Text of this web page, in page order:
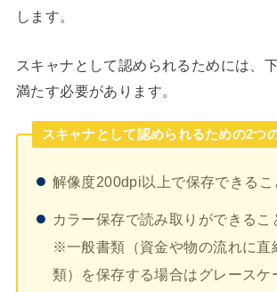
します。
スキャナとして認められるためには、
満たす必要があります。
スキャナとして認められるための2つ
解像度200dpi以上で保存できるこ
カラー保存で読み取りができるこ
※一般書類（資金や物の流れに直
類）を保存する場合はグレースケ